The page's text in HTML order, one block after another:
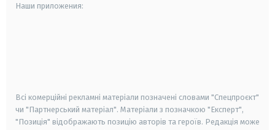
Наши приложения:
Всі комерційні рекламні матеріали позначені словами "Спецпроєкт"
чи "Партнерський матеріал". Матеріали з позначкою "Експерт",
"Позиція" відображають позицію авторів та героїв. Редакція може